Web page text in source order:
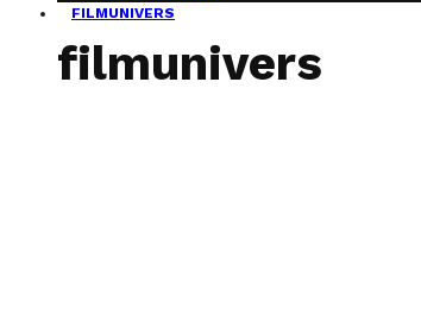
FILMUNIVERS
filmunivers